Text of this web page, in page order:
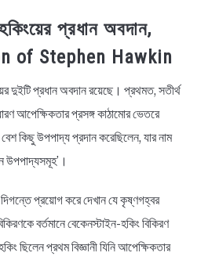
হকিংয়ের প্রধান অবদান,
of Stephen Hawkin
দুইটি প্রধান অবদান রয়েছে। প্রথমত, সতীর্থ
আপেক্ষিকতার প্রসঙ্গ কাঠামোর ভেতরে
কিছু উপপাদ্য প্রদান করেছিলেন, যার নাম
উপপাদ্যসমূহ’।
প্রয়োগ করে দেখান যে কৃষ্ণগহ্বর
বর্তমানে বেকেনস্টাইন-হকিং বিকিরণ
ছিলেন প্রথম বিজ্ঞানী যিনি আপেক্ষিকতার